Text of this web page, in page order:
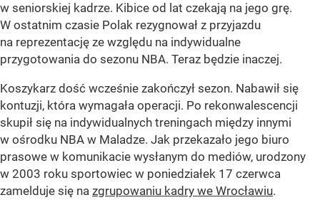
w seniorskiej kadrze. Kibice od lat czekają na jego grę.
W ostatnim czasie Polak rezygnował z przyjazdu
na reprezentację ze względu na indywidualne
przygotowania do sezonu NBA. Teraz będzie inaczej.
Koszykarz dość wcześnie zakończył sezon. Nabawił się
kontuzji, która wymagała operacji. Po rekonwalescencji
skupił się na indywidualnych treningach między innymi
w ośrodku NBA w Maladze. Jak przekazało jego biuro
prasowe w komunikacie wysłanym do mediów, urodzony
w 2003 roku sportowiec w poniedziałek 17 czerwca
zamelduje się na zgrupowaniu kadry we Wrocławiu.